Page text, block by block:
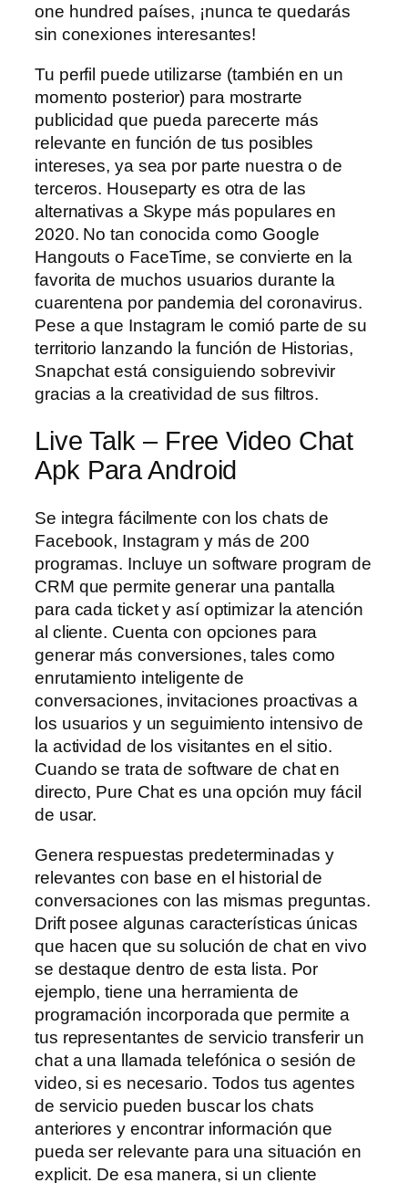
one hundred países, ¡nunca te quedarás
sin conexiones interesantes!
Tu perfil puede utilizarse (también en un
momento posterior) para mostrarte
publicidad que pueda parecerte más
relevante en función de tus posibles
intereses, ya sea por parte nuestra o de
terceros. Houseparty es otra de las
alternativas a Skype más populares en
2020. No tan conocida como Google
Hangouts o FaceTime, se convierte en la
favorita de muchos usuarios durante la
cuarentena por pandemia del coronavirus.
Pese a que Instagram le comió parte de su
territorio lanzando la función de Historias,
Snapchat está consiguiendo sobrevivir
gracias a la creatividad de sus filtros.
Live Talk – Free Video Chat
Apk Para Android
Se integra fácilmente con los chats de
Facebook, Instagram y más de 200
programas. Incluye un software program de
CRM que permite generar una pantalla
para cada ticket y así optimizar la atención
al cliente. Cuenta con opciones para
generar más conversiones, tales como
enrutamiento inteligente de
conversaciones, invitaciones proactivas a
los usuarios y un seguimiento intensivo de
la actividad de los visitantes en el sitio.
Cuando se trata de software de chat en
directo, Pure Chat es una opción muy fácil
de usar.
Genera respuestas predeterminadas y
relevantes con base en el historial de
conversaciones con las mismas preguntas.
Drift posee algunas características únicas
que hacen que su solución de chat en vivo
se destaque dentro de esta lista. Por
ejemplo, tiene una herramienta de
programación incorporada que permite a
tus representantes de servicio transferir un
chat a una llamada telefónica o sesión de
video, si es necesario. Todos tus agentes
de servicio pueden buscar los chats
anteriores y encontrar información que
pueda ser relevante para una situación en
explicit. De esa manera, si un cliente